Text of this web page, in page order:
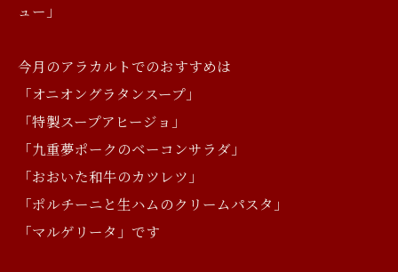
ュー」
今月のアラカルトでのおすすめは
「オニオングラタンスープ」
「特製スープアヒージョ」
「九重夢ポークのベーコンサラダ」
「おおいた和牛のカツレツ」
「ポルチーニと生ハムのクリームパスタ」
「マルゲリータ」です